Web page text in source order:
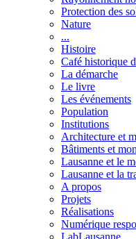
Protection des
Nature
...
Histoire
Café historique
La démarche
Le livre
Les événements
Population
Institutions
Architecture et
Bâtiments et
Lausanne et le
Lausanne et la
A propos
Projets
Réalisations
Numérique
LabLausanne